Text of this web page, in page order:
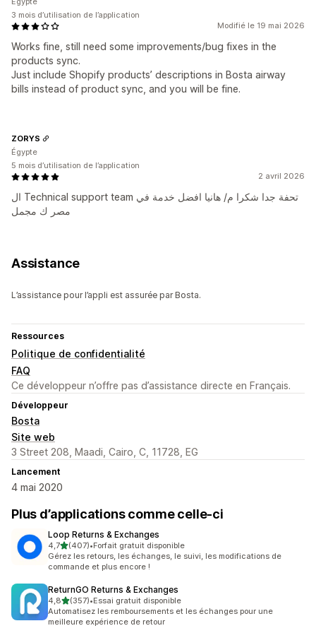
Modifié le 19 mai 2026
Works fine, still need some improvements/bug fixes in the
products sync.
Just include Shopify products’ descriptions in Bosta airway
bills instead of product sync, and you will be fine.
3 mois d’utilisation de l’application
2 avril 2026
ال Technical support team تحفة جدا شكرا م/ هانيا افضل خدمة في
مصر ك مجمل
ZORYS
Égypte
5 mois d’utilisation de l’application
Assistance
L’assistance pour l’appli est assurée par Bosta.
Ressources
Politique de confidentialité
FAQ
Ce développeur n’offre pas d’assistance directe en Français.
Développeur
Bosta
Site web
3 Street 208, Maadi, Cairo, C, 11728, EG
Lancement
4 mai 2020
Plus d’applications comme celle-ci
Loop Returns & Exchanges
4,7étoile(s) sur 5
(407)
407 avis au total
•Forfait gratuit disponible
Gérez les retours, les échanges, le suivi, les modifications de
commande et plus encore !
ReturnGO Returns & Exchanges
4,8étoile(s) sur 5
(357)
357 avis au total
•Essai gratuit disponible
Automatisez les remboursements et les échanges pour une
meilleure expérience de retour